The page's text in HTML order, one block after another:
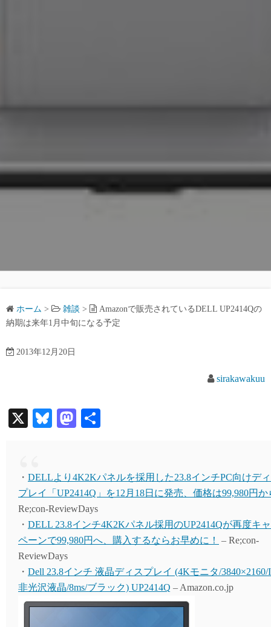
ホーム > 雑談 >
Amazonで販売されているDELL UP2414Qの
納期は来年1月中旬になる予定
2013年12月20日
sirakawakuu
X
Bl
y
M
do
n
・ DELLより4K2Kパネルを採用した23.8インチPC向けデ
プレイ「UP2414Q」を12月18日に発売、価格は99,980円か
Re;con-ReviewDays
・ DELL 23.8インチ4K2Kパネル採用のUP2414Qが再度キ
ペーンで99,980円へ、購入するならお早めに！
– Re;con-
ReviewDays
・ Dell 23.8インチ 液晶ディスプレイ (4Kモニタ/3840×2160/
非光沢液晶/8ms/ブラック) UP2414Q – Amazon.co.jp